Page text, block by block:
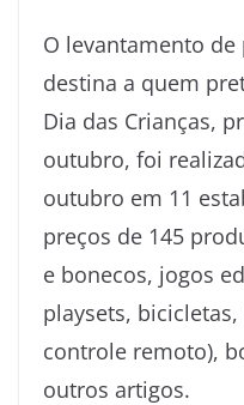
O levantamento de
destina a quem
Dia das Crianças,
outubro, foi
outubro em 11
preços de 145
e bonecos, jogos
playsets,
controle remoto),
outros artigos.